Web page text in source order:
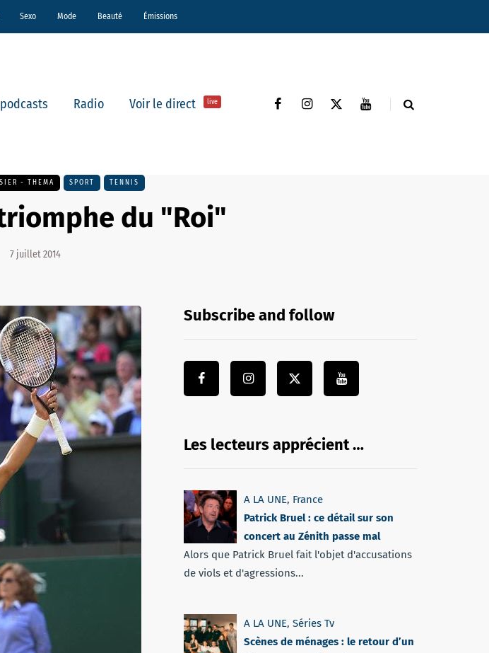
Sexo Mode Beauté Émissions
Radio Voir le direct live
- THEMA SPORT TENNIS
du "Roi"
7 juillet 2014
Subscribe and follow
Les lecteurs apprécient …
A LA UNE, France
Patrick Bruel : ce détail sur son
concert au Zénith passe mal
Alors que Patrick Bruel fait l'objet d'accusations
de viols et d'agressions...
A LA UNE, Séries Tv
Scènes de ménages : le retour d’un